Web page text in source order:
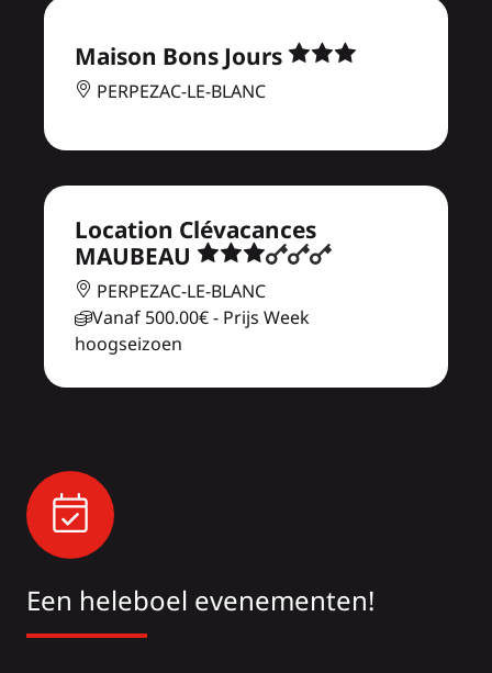
Maison Bons Jours
PERPEZAC-LE-BLANC
Location Clévacances
MAUBEAU
PERPEZAC-LE-BLANC
Vanaf 500.00€- Prijs Week
hoogseizoen
Een heleboel evenementen!